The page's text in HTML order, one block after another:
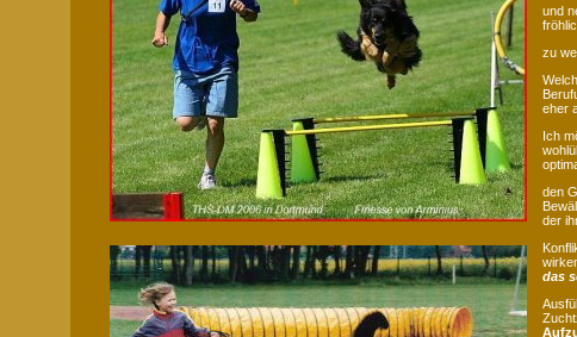
und
zu
eher
Ich
den
der
das